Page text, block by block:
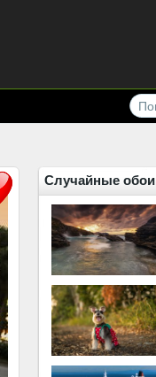
Случайные обои